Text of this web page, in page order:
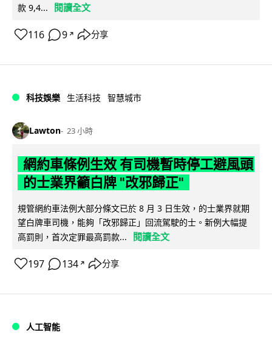
款 9,4...
閱讀全文
116 9 ↗ 分享
科技娛樂 生活科技 智慧城市
Lawton 23 小時
網約車條例生效 有司機暫時停工避風頭
的士業界籲白牌 "改邪歸正"
規管網約車法例大部分條文已於 8 月 3 日生效，的士業界就期
望白牌車司機，能夠「改邪歸正」回流駕駛的士。新例大幅提
高罰則，首次定罪最高罰款...
閱讀全文
197 134 ↗ 分享
人工智能